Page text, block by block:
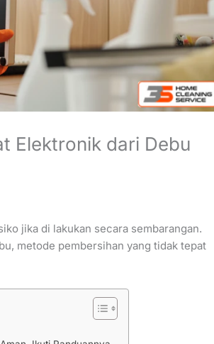
Elektronik dari Debu
jika di lakukan secara sembarangan.
metode pembersihan yang tidak tepat